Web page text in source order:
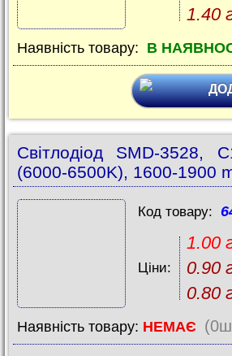
1.40
Наявність товару: В
Світлодіод SMD-3528,
(6000-6500K), 1600-1900
Код товару:
Ціни:
1.00
0.90
0.80
Наявність товару: НЕМАЄ